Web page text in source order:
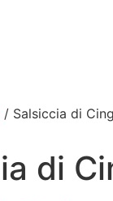
/ Salsiccia di
di